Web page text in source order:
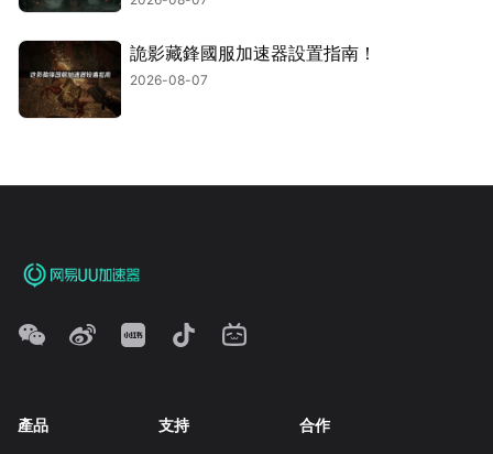
詭影藏鋒國服加速器設置指南！
2026-08-07
產品 支持 合作